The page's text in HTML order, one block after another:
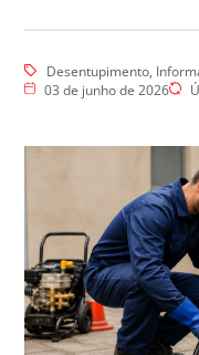
Desentupimento,
03 de junho de 2026